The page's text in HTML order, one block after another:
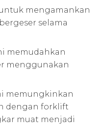
mengamankan
selama
memudahkan
menggunakan
memungkinkan
dengan forklift
muat menjadi